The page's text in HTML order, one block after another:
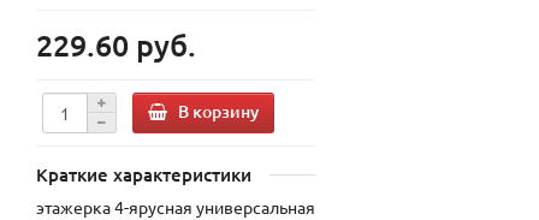
229.60 руб.
В корзину
Краткие характеристики
этажерка 4-ярусная универсальная